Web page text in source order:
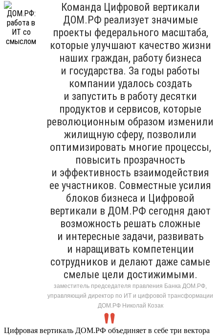
Команда Цифровой вертикали
ДОМ.РФ реализует значимые
проекты федерального масштаба,
которые улучшают качество жизни
наших граждан, работу бизнеса
и государства. За годы работы
компании удалось создать
и запустить в работу десятки
продуктов и сервисов, которые
революционным образом изменили
жилищную сферу, позволили
оптимизировать многие процессы,
повысить прозрачность
и эффективность взаимодействия
ее участников. Совместные усилия
блоков бизнеса и Цифровой
вертикали в ДОМ.РФ сегодня дают
возможность решать сложные
и интересные задачи, развивать
и наращивать компетенции
сотрудников и делают даже самые
смелые цели достижимыми.
заместитель председателя правления Банка ДОМ.РФ,
управляющий директор по ИТ и цифровой трансформации
ДОМ.РФ Николай Козак
Цифровая вертикаль ДОМ.РФ объединяет в себе три вектора